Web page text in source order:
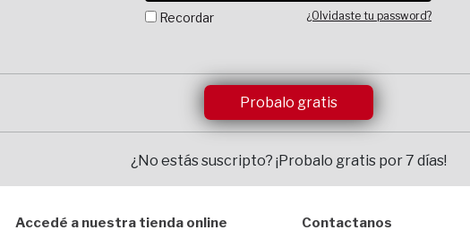
Recordar ¿Olvidaste tu password?
Probalo gratis
¿No estás suscripto? ¡Probalo gratis por 7 días!
Accedé a nuestra tienda online Contactanos